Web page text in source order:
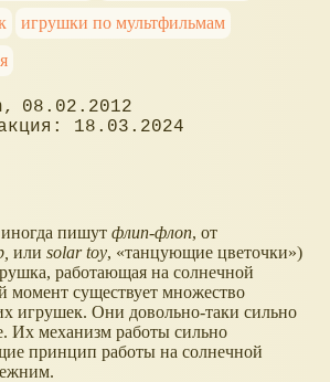
игрушки по мультфильмам
08.02.2012
18.03.2024
пишут флип-флоп, от
или solar toy, танцующие цветочки )
работающая на солнечной
момент существует множество
игрушек. Они довольно-таки сильно
Их механизм работы сильно
принцип работы на солнечной